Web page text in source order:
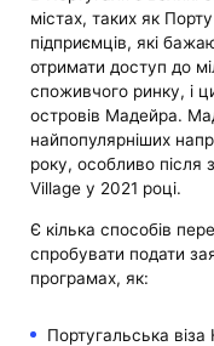
містах, таких як
підприємців, які
отримати доступ до
споживчого ринку, і
островів Мадейра.
найпопулярніших
року, особливо після
Village у 2021 році.
Є кілька способів
спробувати подати
програмах, як:
Португальська віза